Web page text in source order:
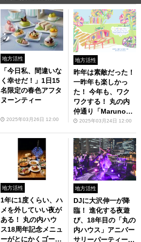
地方活性
「今日私、間違いな
く幸せだ！」1日15
名限定の春色アフタ
ヌーンティー
2025年03月26日 12:00
地方活性
昨年は素敵だった！
一昨年も楽しかっ
た！ 今年も、ワク
ワクする！ 丸の内
仲通り「Marunouc
hi Street Park 2025
（水）から開催!!
2025年03月24日 12:00
地方活性
1年に1度くらい、ハ
メを外していい夜が
ある！ 丸の内ハウ
ス18周年記念メニュ
ーがとにかくゴージ
地方活性
DJに大沢伸一が降
臨！ 進化する夜遊
び、18年目の「丸の
内ハウス」アニバー
サリーパーティー4